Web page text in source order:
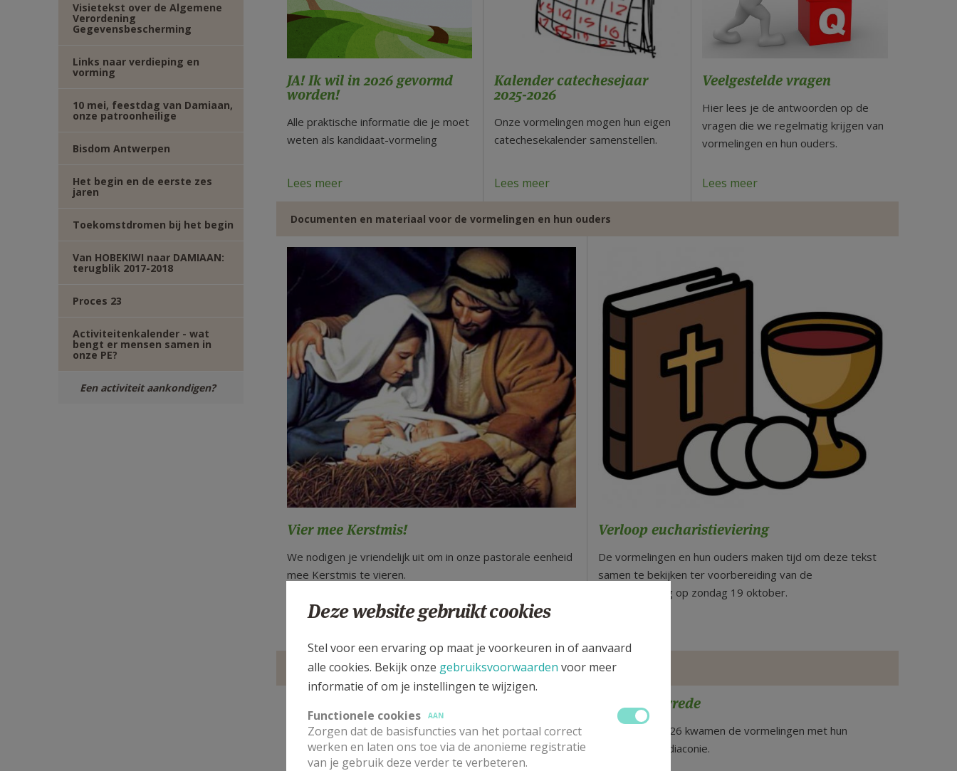
Visietekst over de Algemene
Verordening
Gegevensbescherming
Links naar verdieping en
vorming
10 mei, feestdag van Damiaan,
onze patroonheilige
Bisdom Antwerpen
Het begin en de eerste zes
jaren
Toekomstdromen bij het begin
Van HOBEKIWI naar DAMIAAN:
terugblik 2017-2018
Proces 23
Activiteitenkalender - wat
bengt er mensen samen in
onze PE?
Een activiteit aankondigen?
JA! Ik wil in 2026 gevormd
worden!
Alle praktische informatie die je moet
weten als kandidaat-vormeling
Lees meer
Kalender catechesejaar
2025-2026
Onze vormelingen mogen hun eigen
catechesekalender samenstellen.
Lees meer
Veelgestelde vragen
Hier lees je de antwoorden op de
vragen die we regelmatig krijgen van
vormelingen en hun ouders.
Lees meer
Documenten en materiaal voor de vormelingen en hun ouders
Vier mee Kerstmis!
We nodigen je vriendelijk uit om in onze pastorale eenheid
mee Kerstmis te vieren.
Verloop eucharistieviering
De vormelingen en hun ouders maken tijd om deze tekst
samen te bekijken ter voorbereiding van de
Damiaanviering op zondag 19 oktober.
Volg hier de tocht van onze vormelingen naar hun vormsel
Vormelingen bouwen mee aan vrede
Op zaterdagen 28 februari en 7 maart 2026 kwamen de vormelingen met hun
tochtgenoten samen om te werken rond diaconie.
Deze website gebruikt cookies
Stel voor een ervaring op maat je voorkeuren in of aanvaard
alle cookies. Bekijk onze gebruiksvoorwaarden voor meer
informatie of om je instellingen te wijzigen.
Functionele cookies
AAN
Zorgen dat de basisfuncties van het portaal correct
werken en laten ons toe via de anonieme registratie
van je gebruik deze verder te verbeteren.